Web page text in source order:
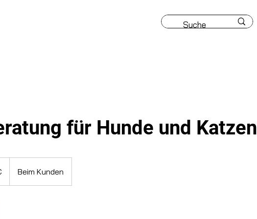
für Hunde und Katzen
Beim Kunden